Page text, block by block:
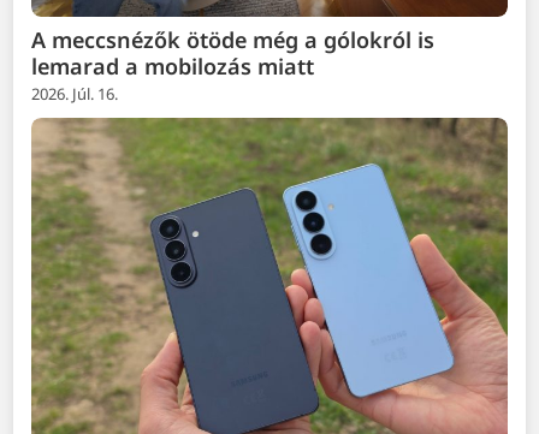
A meccsnézők ötöde még a gólokról is
lemarad a mobilozás miatt
2026. Júl. 16.